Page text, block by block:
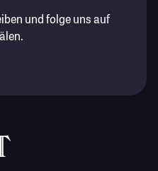
und folge uns auf